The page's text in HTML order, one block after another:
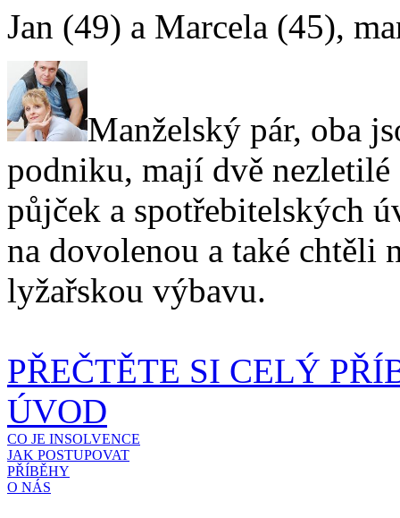
Jan (49) a Marcela (45),
Manželský pár, oba
podniku, mají dvě
půjček a spotřebitelských
na dovolenou a také chtěli
lyžařskou výbavu.
PŘEČTĚTE SI CELÝ
ÚVOD
CO JE INSOLVENCE
JAK POSTUPOVAT
PŘÍBĚHY
O NÁS